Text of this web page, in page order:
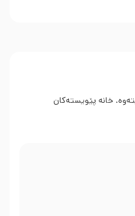
خانە پێویستەکان